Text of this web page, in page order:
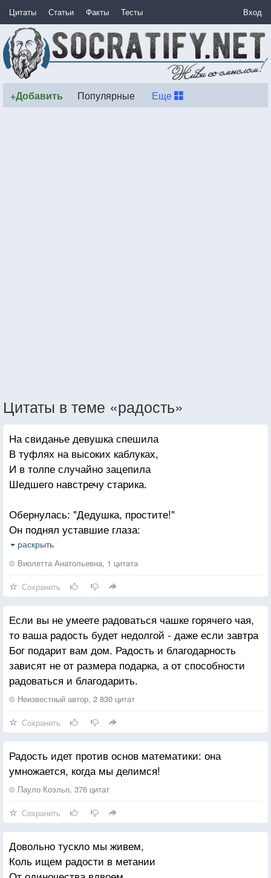
Цитаты Статьи Факты Тесты Вход
+Добавить Популярные Еще
Цитаты в теме «радость»
На свиданье девушка спешила
В туфлях на высоких каблуках,
И в толпе случайно зацепила
Шедшего навстречу старика.
Обернулась: "Дедушка, простите!"
Он поднял уставшие глаза:
"Милая, куда ж вы так спешите?"
"Ждут меня, опаздывать нельзя".
"Хорошо, когда вас где-то ждут,
И встречают с радостью на лицах,
А моя любовь нашла приют
Там, куда могу не торопиться."
Девушка взглянула на букет,
И в глазах застыло сожаленье ...
Он продолжил : "Вот уже семь лет
Их она особенно любила,
В волосы вплетала и в венок.
Даже в день знакомства, помню, было
Платьишко на ней в такой цветок.
Много лет мы были с ней женаты,
Но не гас любви волшебной пыл.
С первой встречи до последней даты,
Я всю жизнь её боготворил."
раскрыть
© Виолетта Анатольевна, 1 цитата
Сохранить
Если вы не умеете радоваться чашке горячего чая,
то ваша радость будет недолгой - даже если завтра
Бог подарит вам дом. Радость и благодарность
зависят не от размера подарка, а от способности
радоваться и благодарить.
© Неизвестный автор, 2 830 цитат
Сохранить
Радость идет против основ математики: она
умножается, когда мы делимся!
© Пауло Коэльо, 376 цитат
Сохранить
Довольно тускло мы живем,
Коль ищем радости в метании